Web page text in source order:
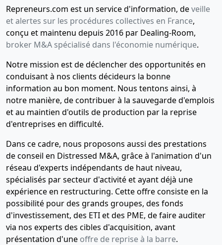
Repreneurs.com est un service d'information, deveille
et alertes sur les procédures collectives en France,
conçu et maintenu depuis 2016 par Dealing-Room,
broker M&A spécialisé dans l'économie numérique.
Notre mission est de déclencher des opportunités en
conduisant à nos clients décideurs la bonne
information au bon moment. Nous tentons ainsi, à
notre manière, de contribuer à la sauvegarde d'emplois
et au maintien d'outils de production par la reprise
d'entreprises en difficulté.
Dans ce cadre, nous proposons aussi des prestations
de conseil en Distressed M&A, grâce à l'animation d'un
réseau d'experts indépendants de haut niveau,
spécialisés par secteur d'activité et ayant déjà une
expérience en restructuring. Cette offre consiste en la
possibilité pour des grands groupes, des fonds
d'investissement, des ETI et des PME, de faire auditer
via nos experts des cibles d'acquisition, avant
présentation d'une offre de reprise à la barre.